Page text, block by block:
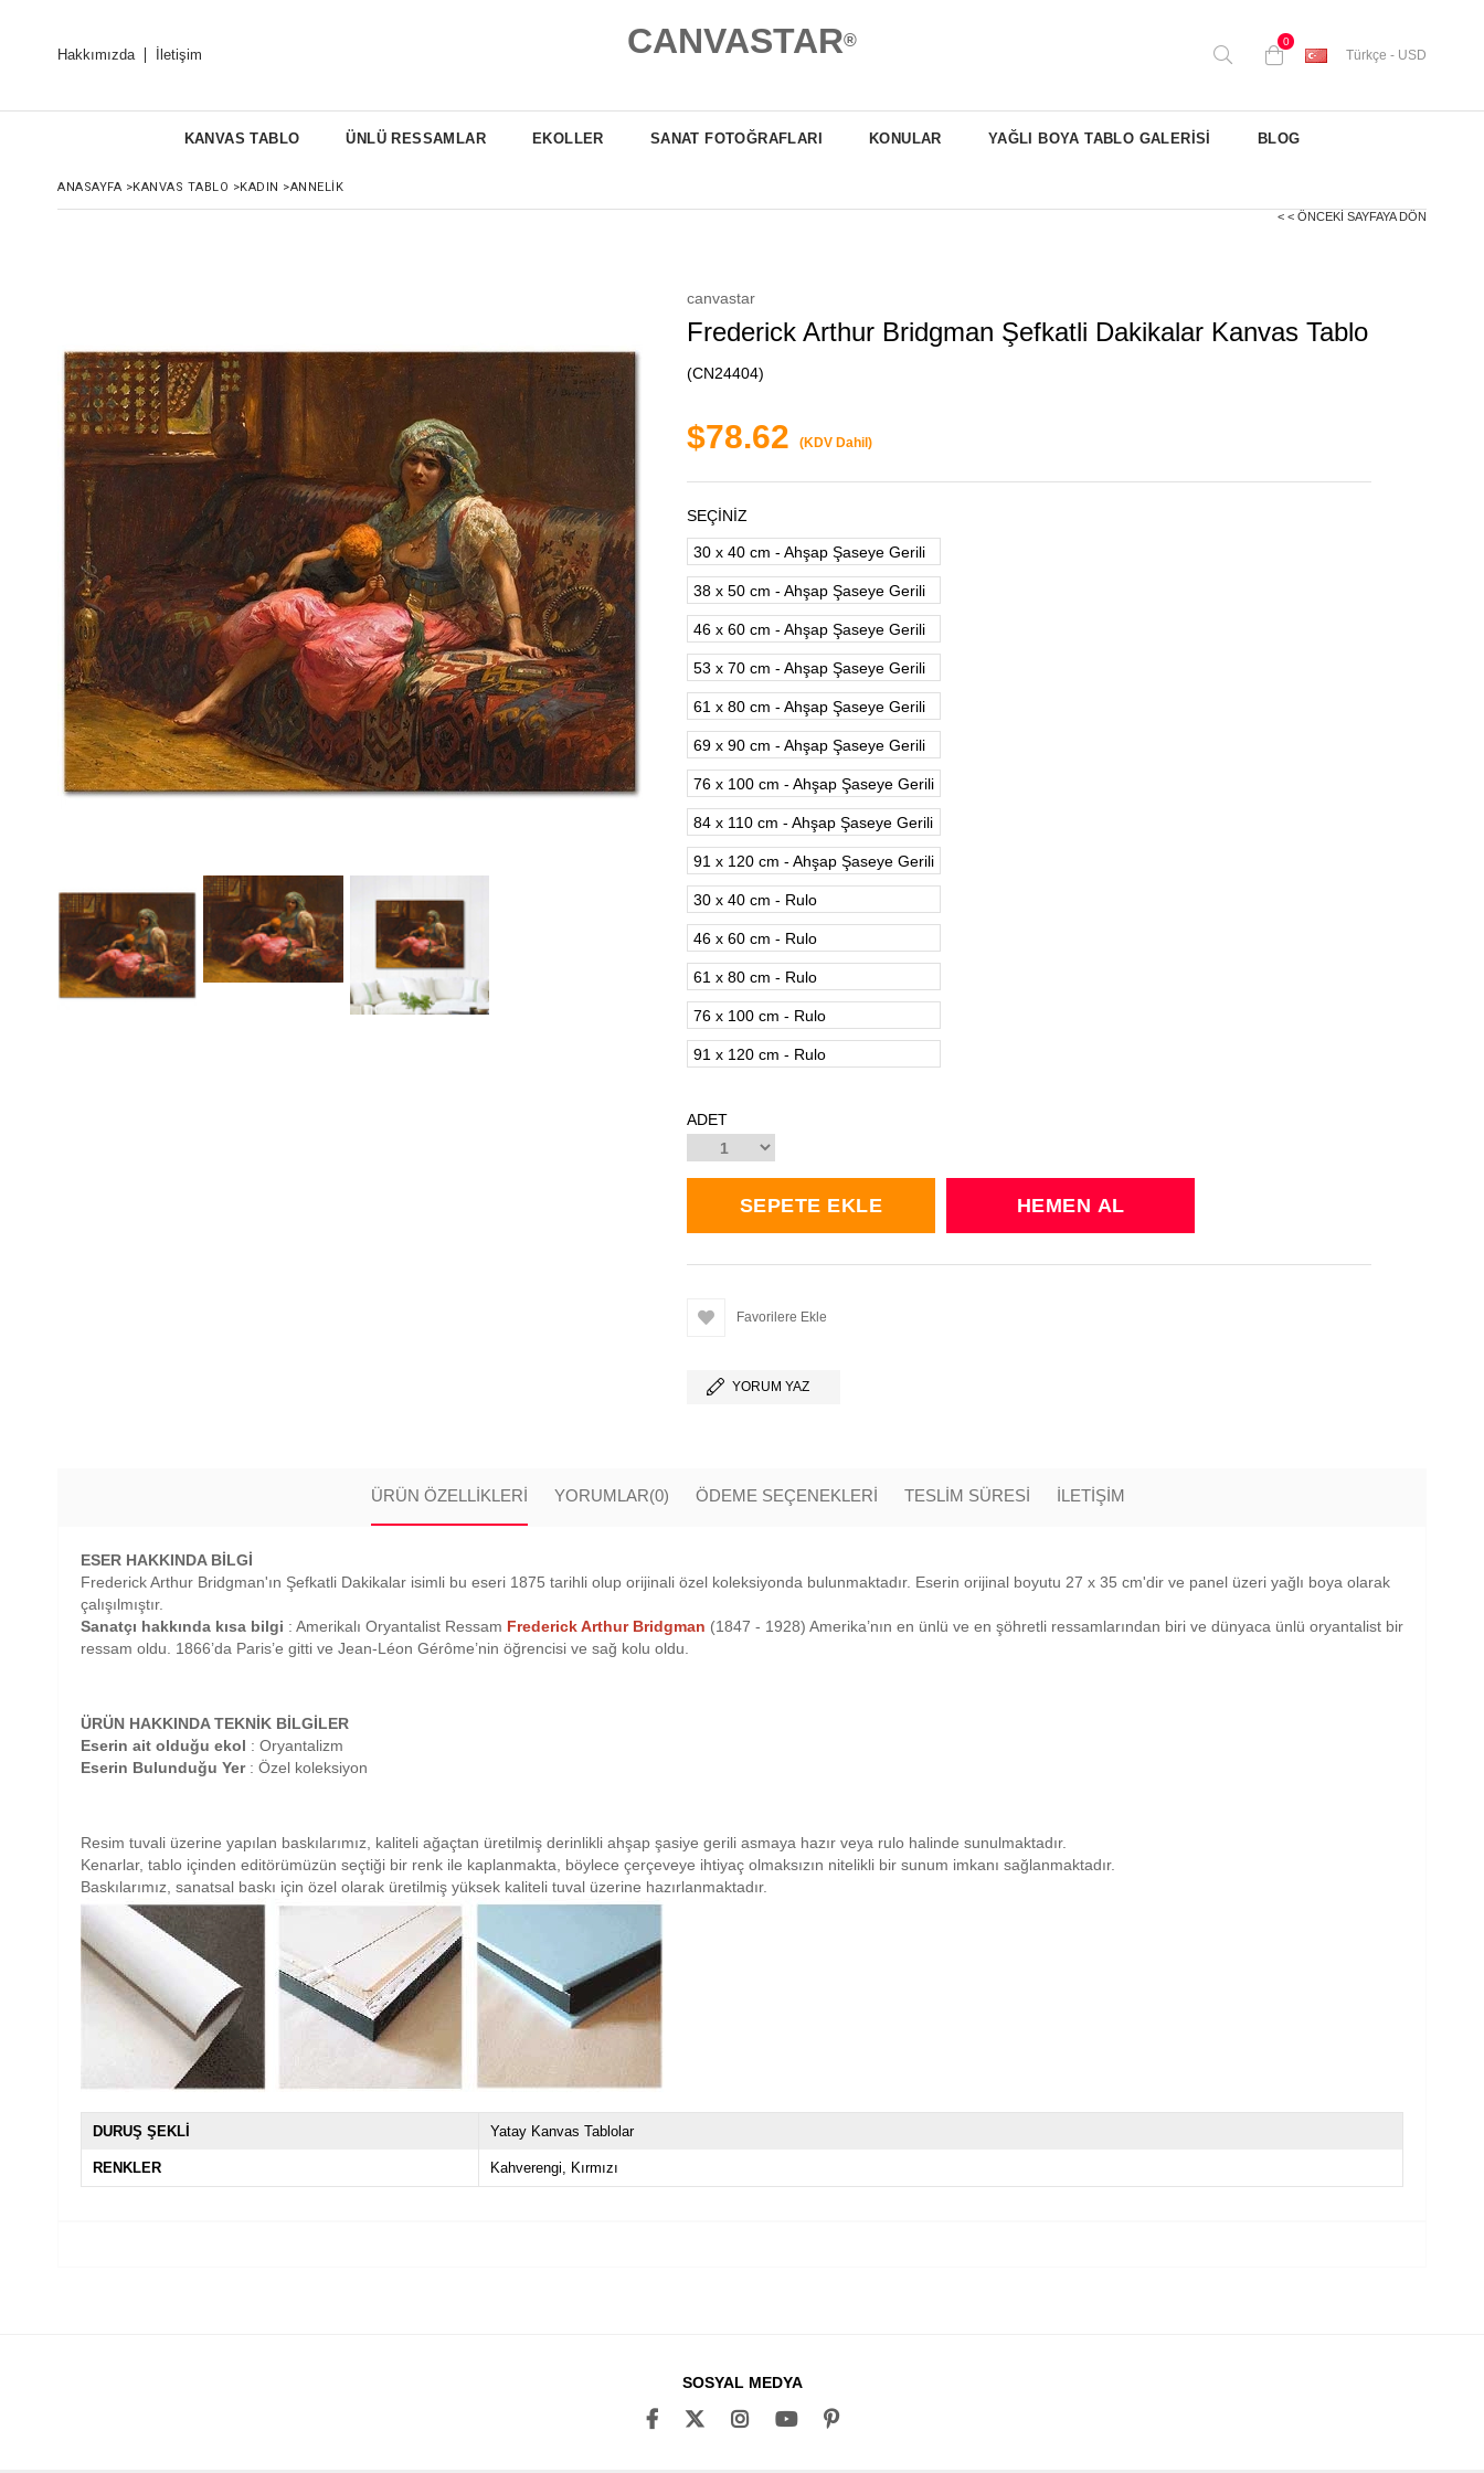
Hakkımızda İletişim CANVASTAR® 0
Türkçe - USD
KANVAS TABLO ÜNLÜ RESSAMLAR EKOLLER SANAT FOTOĞRAFLARI KONULAR YAĞLI BOYA TABLO GALERİSİ BLOG
ANASAYFA >KANVAS TABLO >KADIN >ANNELIK
< < ÖNCEKI SAYFAYA DÖN
canvastar
Frederick Arthur Bridgman Şefkatli Dakikalar Kanvas Tablo
(CN24404)
$78.62 (KDV Dahil)
SEÇİNİZ
30 x 40 cm - Ahşap Şaseye Gerili
38 x 50 cm - Ahşap Şaseye Gerili
46 x 60 cm - Ahşap Şaseye Gerili
53 x 70 cm - Ahşap Şaseye Gerili
61 x 80 cm - Ahşap Şaseye Gerili
69 x 90 cm - Ahşap Şaseye Gerili
76 x 100 cm - Ahşap Şaseye Gerili
84 x 110 cm - Ahşap Şaseye Gerili
91 x 120 cm - Ahşap Şaseye Gerili
30 x 40 cm - Rulo
46 x 60 cm - Rulo
61 x 80 cm - Rulo
76 x 100 cm - Rulo
91 x 120 cm - Rulo
ADET
Favorilere Ekle
YORUM YAZ
ÜRÜN ÖZELLIKLERI YORUMLAR(0) ÖDEME SEÇENEKLERI TESLİM SÜRESİ İLETİŞİM
ESER HAKKINDA BİLGİ
Frederick Arthur Bridgman'ın Şefkatli Dakikalar isimli bu eseri 1875 tarihli olup orijinali özel koleksiyonda bulunmaktadır. Eserin orijinal boyutu 27 x 35 cm'dir ve panel üzeri yağlı boya olarak
çalışılmıştır.
Sanatçı hakkında kısa bilgi : Amerikalı Oryantalist Ressam Frederick Arthur Bridgman (1847 - 1928) Amerika’nın en ünlü ve en şöhretli ressamlarından biri ve dünyaca ünlü oryantalist bir
ressam oldu. 1866’da Paris’e gitti ve Jean-Léon Gérôme’nin öğrencisi ve sağ kolu oldu.
ÜRÜN HAKKINDA TEKNİK BİLGİLER
Eserin ait olduğu ekol : Oryantalizm
Eserin Bulunduğu Yer: Özel koleksiyon
Resim tuvali üzerine yapılan baskılarımız, kaliteli ağaçtan üretilmiş derinlikli ahşap şasiye gerili asmaya hazır veya rulo halinde sunulmaktadır.
Kenarlar, tablo içinden editörümüzün seçtiği bir renk ile kaplanmakta, böylece çerçeveye ihtiyaç olmaksızın nitelikli bir sunum imkanı sağlanmaktadır.
Baskılarımız, sanatsal baskı için özel olarak üretilmiş yüksek kaliteli tuval üzerine hazırlanmaktadır.
DURUŞ ŞEKLİ Yatay Kanvas Tablolar
RENKLER Kahverengi Kırmızı
SOSYAL MEDYA